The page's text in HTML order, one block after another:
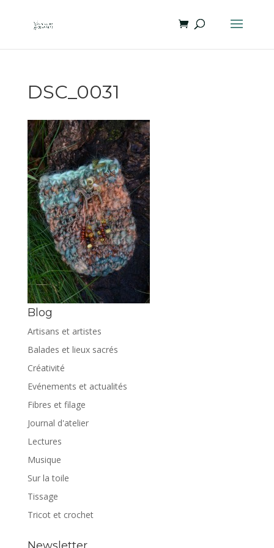
DSC_0031
Blog
Artisans et artistes
Balades et lieux sacrés
Créativité
Evénements et actualités
Fibres et filage
Journal d'atelier
Lectures
Musique
Sur la toile
Tissage
Tricot et crochet